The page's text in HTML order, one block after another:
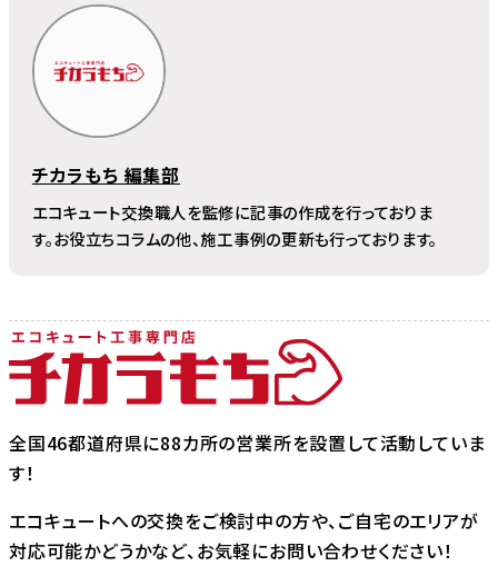
チカラもち 編集部
エコキュート交換職人を監修に記事の作成を行っておりま
す。お役立ちコラムの他、施工事例の更新も行っております。
全国46都道府県に88カ所の営業所を設置して活動していま
す！
エコキュートへの交換をご検討中の方や、ご自宅のエリアが
対応可能かどうかなど、お気軽にお問い合わせください！